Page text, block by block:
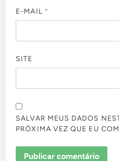
E-MAIL *
SITE
SALVAR MEUS DADOS
PRÓXIMA VEZ QUE EU